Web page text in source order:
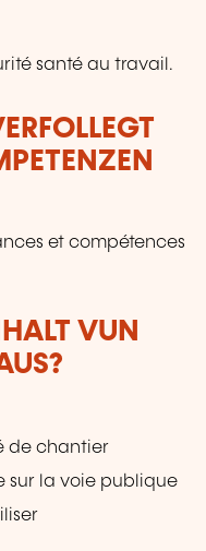
santé au travail.
et compétences
VUN
de chantier
sur la voie publique